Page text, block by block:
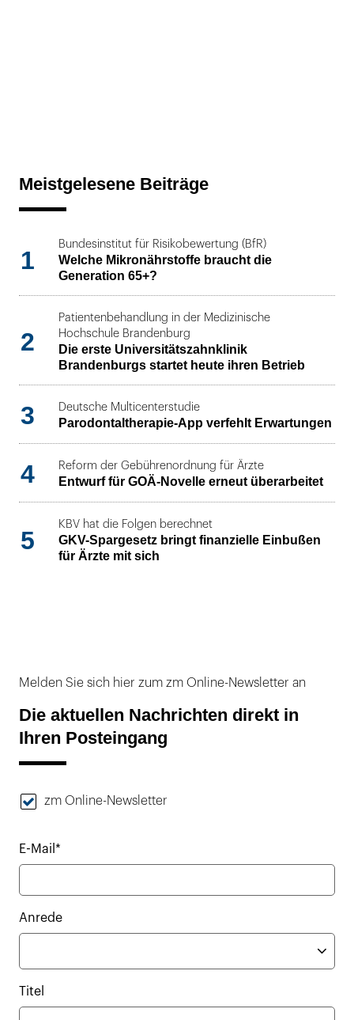
Meistgelesene Beiträge
1
Bundesinstitut für Risikobewertung (BfR)
Welche Mikronährstoffe braucht die
Generation 65+?
2
Patientenbehandlung in der Medizinische
Hochschule Brandenburg
Die erste Universitätszahnklinik
Brandenburgs startet heute ihren Betrieb
3 Deutsche Multicenterstudie
Parodontaltherapie-App verfehlt Erwartungen
4 Reform der Gebührenordnung für Ärzte
Entwurf für GOÄ-Novelle erneut überarbeitet
5
KBV hat die Folgen berechnet
GKV-Spargesetz bringt finanzielle Einbußen
für Ärzte mit sich
Melden Sie sich hier zum zm Online-Newsletter an
Die aktuellen Nachrichten direkt in
Ihren Posteingang
zm Online-Newsletter
E-Mail*
Anrede
Titel